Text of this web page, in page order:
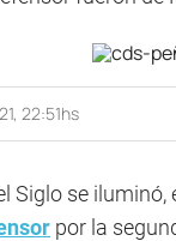
22:51hs
Siglo se
por la